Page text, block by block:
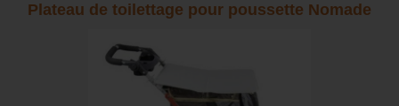
Plateau de toilettage pour poussette Nomade